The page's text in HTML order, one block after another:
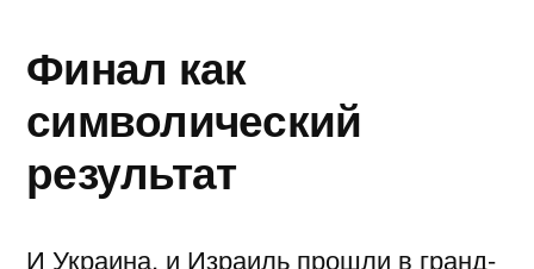
Финал как
символический
результат
И Украина, и Израиль прошли в гранд-